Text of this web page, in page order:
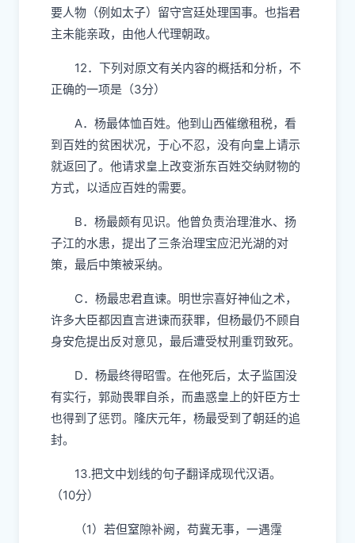
要人物（例如太子）留守宫廷处理国事。也指君
主未能亲政，由他人代理朝政。
12．下列对原文有关内容的概括和分析，不
正确的一项是（3分）
A．杨最体恤百姓。他到山西催缴租税，看
到百姓的贫困状况，于心不忍，没有向皇上请示
就返回了。他请求皇上改变浙东百姓交纳财物的
方式，以适应百姓的需要。
B．杨最颇有见识。他曾负责治理淮水、扬
子江的水患，提出了三条治理宝应汜光湖的对
策，最后中策被采纳。
C．杨最忠君直谏。明世宗喜好神仙之术，
许多大臣都因直言进谏而获罪，但杨最仍不顾自
身安危提出反对意见，最后遭受杖刑重罚致死。
D．杨最终得昭雪。在他死后，太子监国没
有实行，郭勋畏罪自杀，而蛊惑皇上的奸臣方士
也得到了惩罚。隆庆元年，杨最受到了朝廷的追
封。
13.把文中划线的句子翻译成现代汉语。
（10分）
（1）若但窒隙补阙，苟冀无事，一遇霪